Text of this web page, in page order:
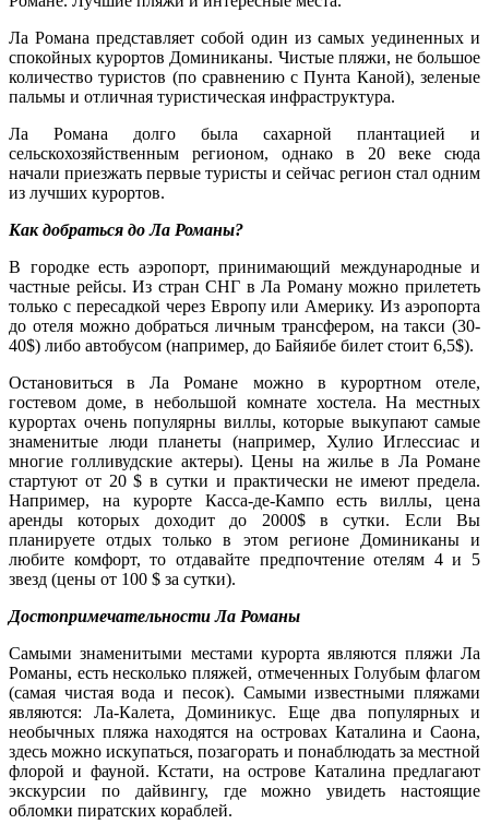
Ла Романа представляет собой один из самых уединенных и
спокойных курортов Доминиканы. Чистые пляжи, не большое
количество туристов (по сравнению с Пунта Каной), зеленые
пальмы и отличная туристическая инфраструктура.
Ла Романа долго была сахарной плантацией и
сельскохозяйственным регионом, однако в 20 веке сюда
начали приезжать первые туристы и сейчас регион стал одним
из лучших курортов.
Как добраться до Ла Романы?
В городке есть аэропорт, принимающий международные и
частные рейсы. Из стран СНГ в Ла Роману можно прилететь
только с пересадкой через Европу или Америку. Из аэропорта
до отеля можно добраться личным трансфером, на такси (30-
40$) либо автобусом (например, до Байяибе билет стоит 6,5$).
Остановиться в Ла Романе можно в курортном отеле,
гостевом доме, в небольшой комнате хостела. На местных
курортах очень популярны виллы, которые выкупают самые
знаменитые люди планеты (например, Хулио Иглессиас и
многие голливудские актеры). Цены на жилье в Ла Романе
стартуют от 20 $ в сутки и практически не имеют предела.
Например, на курорте Касса-де-Кампо есть виллы, цена
аренды которых доходит до 2000$ в сутки. Если Вы
планируете отдых только в этом регионе Доминиканы и
любите комфорт, то отдавайте предпочтение отелям 4 и 5
звезд (цены от 100 $ за сутки).
Достопримечательности Ла Романы
Самыми знаменитыми местами курорта являются пляжи Ла
Романы, есть несколько пляжей, отмеченных Голубым флагом
(самая чистая вода и песок). Самыми известными пляжами
являются: Ла-Калета, Доминикус. Еще два популярных и
необычных пляжа находятся на островах Каталина и Саона,
здесь можно искупаться, позагорать и понаблюдать за местной
флорой и фауной. Кстати, на острове Каталина предлагают
экскурсии по дайвингу, где можно увидеть настоящие
обломки пиратских кораблей.